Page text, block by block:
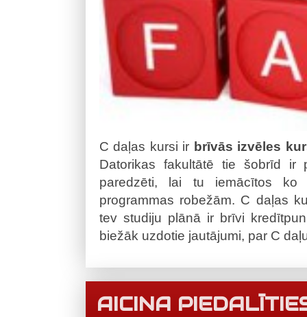
C daļas kursi ir brīvās izvēles
Datorikas fakultātē tie šobrīd ir
paredzēti, lai tu iemācītos
programmas robežām. C daļas
tev studiju plānā ir brīvi
biežāk uzdotie jautājumi, par C
AICINA